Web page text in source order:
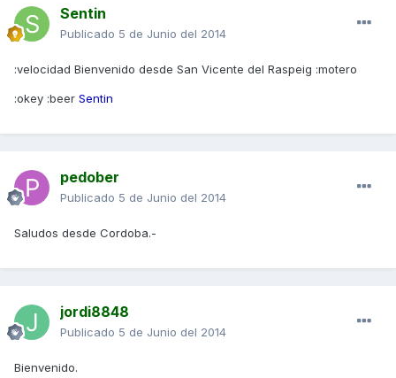
Sentin
Publicado 5 de Junio del 2014
:velocidad Bienvenido desde San Vicente del Raspeig :motero
:okey :beer Sentin
pedober
Publicado 5 de Junio del 2014
Saludos desde Cordoba.-
jordi8848
Publicado 5 de Junio del 2014
Bienvenido.